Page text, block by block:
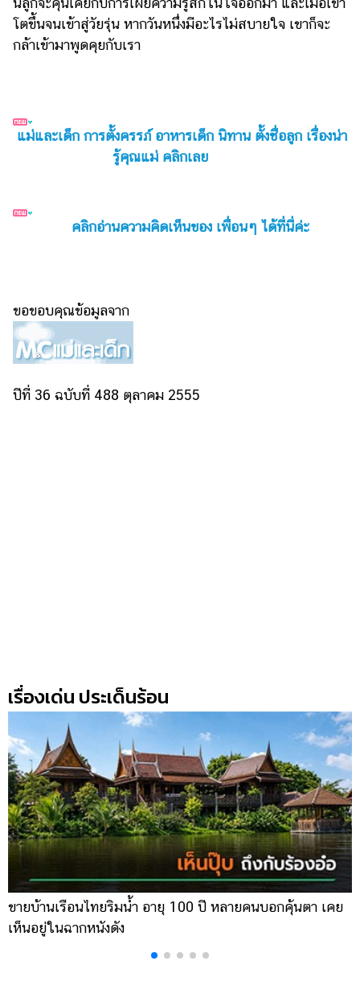
โตขึ้นจนเข้าสู่วัยรุ่น หากวันหนึ่งมีอะไรไม่สบายใจ เขาก็จะ
กล้าเข้ามาพูดคุยกับเรา
แม่และเด็ก การตั้งครรภ์ อาหารเด็ก นิทาน ตั้งชื่อลูก เรื่องน่า
รู้คุณแม่ คลิกเลย
คลิกอ่านความคิดเห็นของ เพื่อนๆ ได้ที่นี่ค่ะ
ขอขอบคุณข้อมูลจาก
ปีที่ 36 ฉบับที่ 488 ตุลาคม 2555
เรื่องเด่น ประเด็นร้อน
ขายบ้านเรือนไทยริมน้ำ อายุ 100 ปี หลายคนบอกคุ้นตา เคย
เห็นอยู่ในฉากหนังดัง